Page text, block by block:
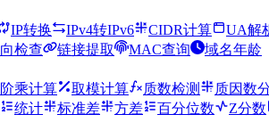
IP转换 IPv4转IPv6 CIDR计算 UA解
检查 链接提取 MAC查询
域名年龄
阶乘计算 取模计算 质数检测 质因数
统计 标准差 方差 百分位数 Z分数